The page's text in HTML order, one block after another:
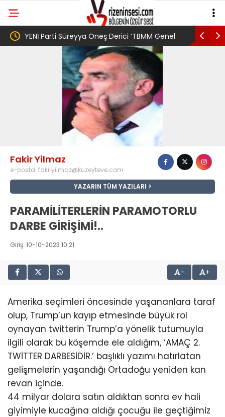
YENİ Parti Süreyya Öneş Derici ’TBMM Genel
Kurulu’nda Çerçeve Yasa’ya “hayır” oyu
vereceğini açıkladı
Fakir Yilmaz
e-posta: fakiryilmaz@kuzeyteve.com
YAZARIN TÜM YAZILARI
PARAMİLİTERLERİN PARAMOTORLU
DARBE GİRİŞİMİ!..
Giriş: 10-10-2023 10:21
- +
Amerika seçimleri öncesinde yaşananlara taraf
olup, Trump’un kayıp etmesinde büyük rol
oynayan twitterin Trump’a yönelik tutumuyla
ilgili olarak bu köşemde ele aldığım, ‘AMAÇ 2.
TWİTTER DARBESİDİR.’ başlıklı yazımı hatırlatan
gelişmelerin yaşandığı Ortadoğu yeniden kan
revan içinde.
44 milyar dolara satın aldıktan sonra ev hali
giyimiyle kucağına aldığı çocuğu ile geçtiğimiz